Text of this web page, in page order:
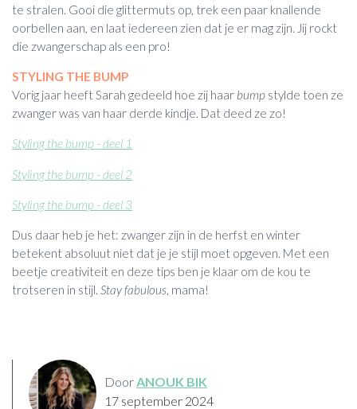
te stralen. Gooi die glittermuts op, trek een paar knallende
oorbellen aan, en laat iedereen zien dat je er mag zijn. Jij rockt
die zwangerschap als een pro!
STYLING THE BUMP
Vorig jaar heeft Sarah gedeeld hoe zij haar bump stylde toen ze
zwanger was van haar derde kindje. Dat deed ze zo!
Styling the bump - deel 1
Styling the bump - deel 2
Styling the bump - deel 3
Dus daar heb je het: zwanger zijn in de herfst en winter
betekent absoluut niet dat je je stijl moet opgeven. Met een
beetje creativiteit en deze tips ben je klaar om de kou te
trotseren in stijl. Stay fabulous, mama!
DoorANOUK BIK
17 september 2024